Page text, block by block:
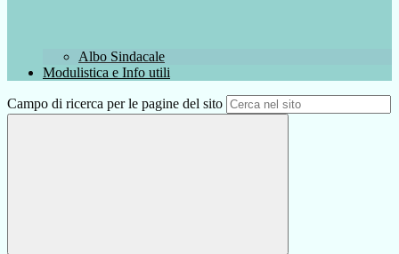
Albo Sindacale
Modulistica e Info utili
Campo di ricerca per le pagine del sito